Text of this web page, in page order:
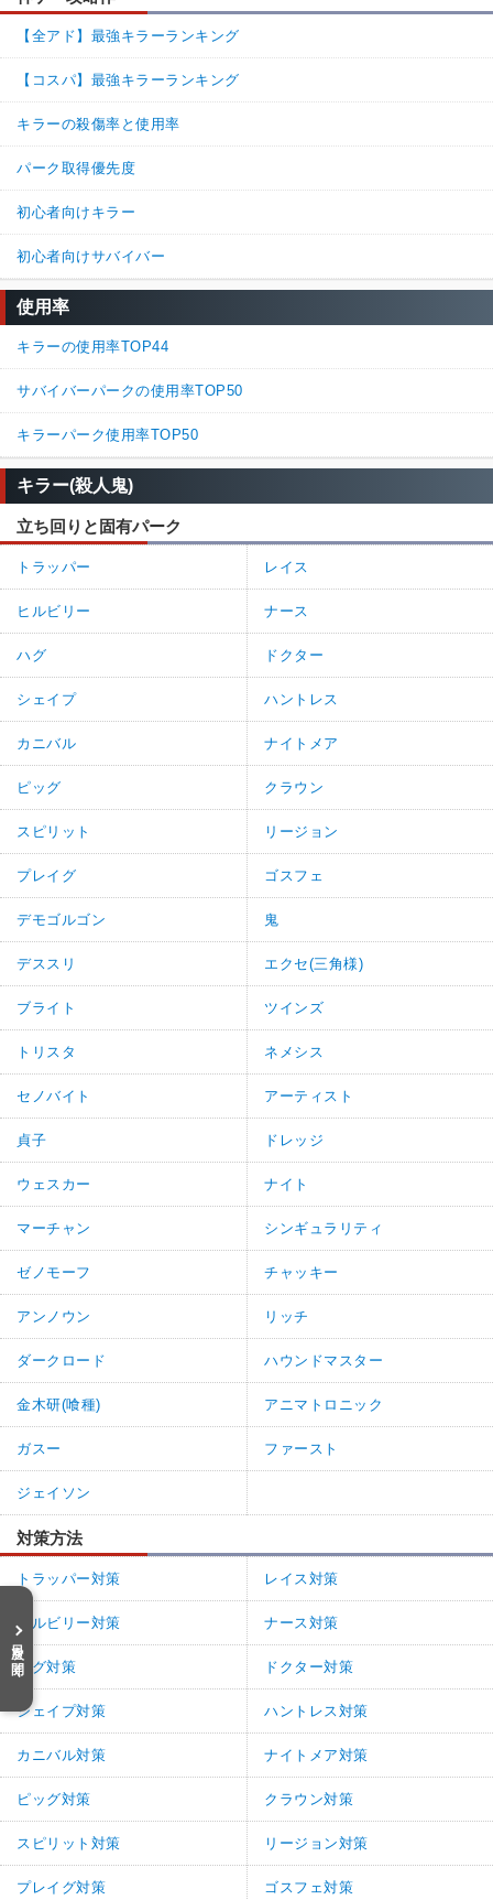
目次を開く
【全アド】最強キラーランキング
【コスパ】最強キラーランキング
キラーの殺傷率と使用率
パーク取得優先度
初心者向けキラー
初心者向けサバイバー
使用率
キラーの使用率TOP44
サバイバーパークの使用率TOP50
キラーパーク使用率TOP50
キラー(殺人鬼)
立ち回りと固有パーク
トラッパー レイス
ヒルビリー ナース
ハグ ドクター
シェイプ ハントレス
カニバル ナイトメア
ピッグ クラウン
スピリット リージョン
プレイグ ゴスフェ
デモゴルゴン 鬼
デススリ エクセ(三角様)
ブライト ツインズ
トリスタ ネメシス
セノバイト アーティスト
貞子 ドレッジ
ウェスカー ナイト
マーチャン シンギュラリティ
ゼノモーフ チャッキー
アンノウン リッチ
ダークロード ハウンドマスター
金木研(喰種) アニマトロニック
ガスー ファースト
ジェイソン
対策方法
トラッパー対策 レイス対策
ヒルビリー対策 ナース対策
ハグ対策 ドクター対策
シェイプ対策 ハントレス対策
カニバル対策 ナイトメア対策
ピッグ対策 クラウン対策
スピリット対策 リージョン対策
プレイグ対策 ゴスフェ対策